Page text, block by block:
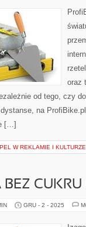
oraz
od tego, czy
dystanse, na
[…]
W REKLAMIE I KULTURZE
BEZ
GRU - 2 - 2025